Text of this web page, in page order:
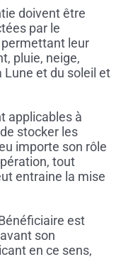
doivent être
par le
permettant leur
pluie, neige,
Lune et du soleil et
applicables à
stocker les
importe son rôle
tout
entraine la mise
est
son
en ce sens,